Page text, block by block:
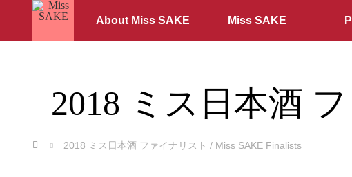
About Miss SAKE Miss SAKE
2018 ミス日本酒
ホーム 2018 ミス日本酒 ファイナリスト / Miss SAKE Finalists